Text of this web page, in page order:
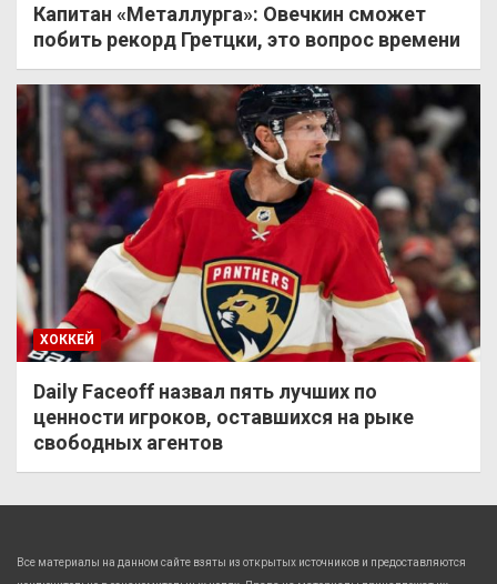
Капитан «Металлурга»: Овечкин сможет
побить рекорд Гретцки, это вопрос времени
ХОККЕЙ
Daily Faceoff назвал пять лучших по
ценности игроков, оставшихся на рыке
свободных агентов
Все материалы на данном сайте взяты из открытых источников и предоставляются